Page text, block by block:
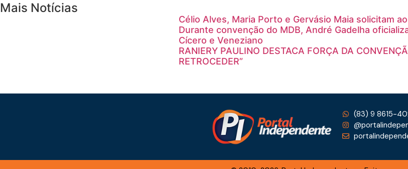
Mais Notícias
Célio Alves, Maria Porto e Gervásio Maia solicitam
Durante convenção do MDB, André Gadelha
Cícero e Veneziano
RANIERY PAULINO DESTACA FORÇA DA
RETROCEDER”
(83) 9 8615-